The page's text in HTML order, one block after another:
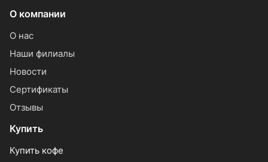
О компании
О нас
Наши филиалы
Новости
Сертификаты
Отзывы
Купить
Купить кофе